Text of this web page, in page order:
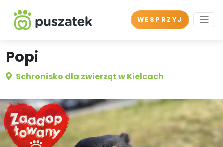
WESPRZYJ
Popi
Schronisko dla zwierząt w Kielcach